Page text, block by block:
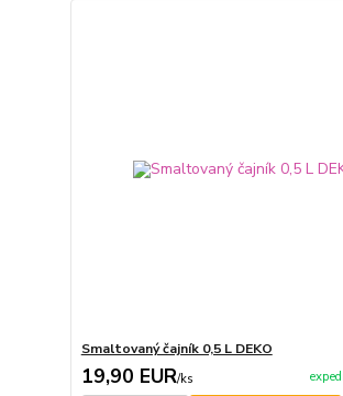
Smaltovaný čajník 0,5 L DEKO
19,90 EUR/ks